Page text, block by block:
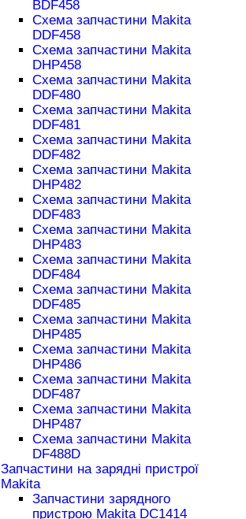
BDF458
Схема запчастини Makita
DDF458
Схема запчастини Makita
DHP458
Схема запчастини Makita
DDF480
Схема запчастини Makita
DDF481
Схема запчастини Makita
DDF482
Схема запчастини Makita
DHP482
Схема запчастини Makita
DDF483
Схема запчастини Makita
DHP483
Схема запчастини Makita
DDF484
Схема запчастини Makita
DDF485
Схема запчастини Makita
DHP485
Схема запчастини Makita
DHP486
Схема запчастини Makita
DDF487
Схема запчастини Makita
DHP487
Схема запчастини Makita
DF488D
Запчастини на зарядні пристрої
Makita
Запчастини зарядного
пристрою Makita DC1414